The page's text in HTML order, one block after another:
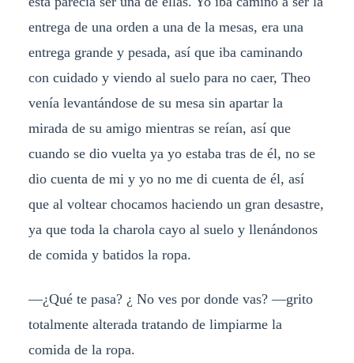
entrega de una orden a una de la mesas, era una
entrega grande y pesada, así que iba caminando
con cuidado y viendo al suelo para no caer, Theo
venía levantándose de su mesa sin apartar la
mirada de su amigo mientras se reían, así que
cuando se dio vuelta ya yo estaba tras de él, no se
dio cuenta de mi y yo no me di cuenta de él, así
que al voltear chocamos haciendo un gran desastre,
ya que toda la charola cayo al suelo y llenándonos
de comida y batidos la ropa.
—¿Qué te pasa? ¿ No ves por donde vas? —grito
totalmente alterada tratando de limpiarme la
comida de la ropa.